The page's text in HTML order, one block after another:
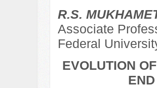
R.S.
Associate
Federal
EVOLUTION